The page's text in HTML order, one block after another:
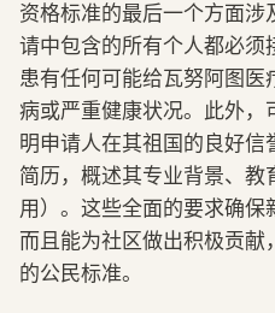
资格标准的最后一个方面
请中包含的所有个人都必须
患有任何可能给瓦努阿图
病或严重健康状况。此外，
明申请人在其祖国的良好
简历，概述其专业背景、教
用）。这些全面的要求确保
而且能为社区做出积极贡
的公民标准。